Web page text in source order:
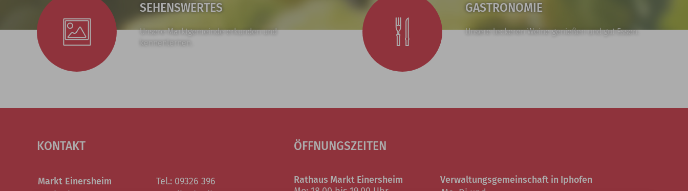
SEHENSWERTES
Unsere Marktgemeinde erkunden und
kennenlernen.
GASTRONOMIE
Unsere leckeren Weine genießen und gut Essen.
KONTAKT
Markt Einersheim
Tel.: 09326 396
ÖFFNUNGSZEITEN
Rathaus Markt Einersheim
Verwaltungsgemeinschaft in Iphofen